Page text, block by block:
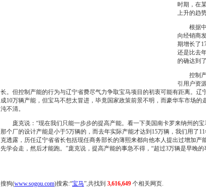
时期，在
上升的趋
根据中
向经销商
期增长了
还是比去
的确达到
控制产
引用户资
长。但控制产能的行为与辽宁省费尽气力争取宝马项目的初衷可能有距离。辽
成10万辆产能，但宝马不想太冒进，毕竟国家政策前景不明，而豪华车市场的
沌不清。
庞克说：“现在我们只能一步步的提高产能。看一下美国南卡罗来纳州的宝
那个厂的设计产能是小于5万辆的，而去年实际产能才达到15万辆，我们用了
克透露，历任辽宁省省长包括现任商务部长的薄熙来都向他本人提出过增加产
先学会走，然后才能跑。”庞克说，提高产能的事急不得，“超过3万辆是早晚的
搜狗(www.sogou.com)搜索:“宝马”,共找到 3,616,649 个相关网页.